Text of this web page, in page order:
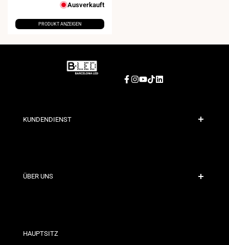
Ausverkauft
PRODUKT ANZEIGEN
Facebook
Instagram
YouTube
TikTokLinkedIn
KUNDENDIENST
Kontakt
ÜBER UNS
Unsere Geschäfte
HAUPTSITZ